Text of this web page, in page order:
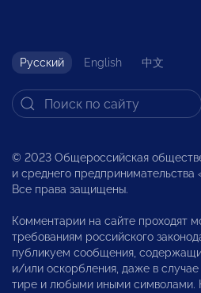
Русский English 中文
© 2023 Общероссийская
и среднего
Все права защищены.
Комментарии на сайте проходят
требованиям российского
публикуем сообщения,
и/или оскорбления, даже в случае
тире и любыми иными символами.